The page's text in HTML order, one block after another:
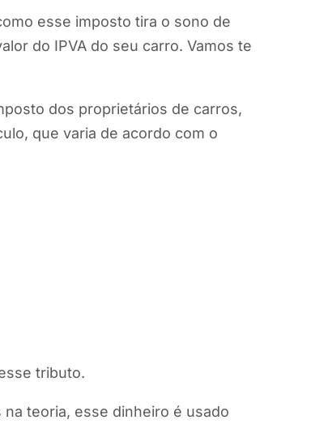
esse imposto tira o sono de
do IPVA do seu carro. Vamos te
dos proprietários de carros,
que varia de acordo com o
tributo.
teoria, esse dinheiro é usado